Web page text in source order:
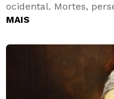
ocidental. Mortes,
MAIS